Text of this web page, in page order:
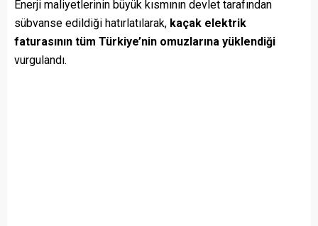
Enerji maliyetlerinin büyük kısmının devlet tarafından
sübvanse edildiği hatırlatılarak, kaçak elektrik
faturasının tüm Türkiye’nin omuzlarına yüklendiği
vurgulandı.